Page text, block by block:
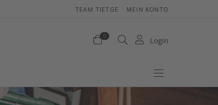
TEAM TIETGE MEIN KONTO
0 Login